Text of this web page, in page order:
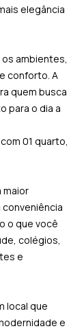
elegância
ambientes,
conforto. A
quem busca
para o dia a
01 quarto,
maior
conveniência
o que você
colégios,
e
local que
e